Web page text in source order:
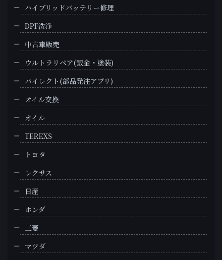
ハイブリッドバッテリー修理
DPF洗浄
中古車販売
ウルトラリペア(鈑金・塗装)
バイレクト(部品発注アプリ)
オイル交換
オイル
TEREXS
トヨタ
レクサス
日産
ホンダ
三菱
マツダ